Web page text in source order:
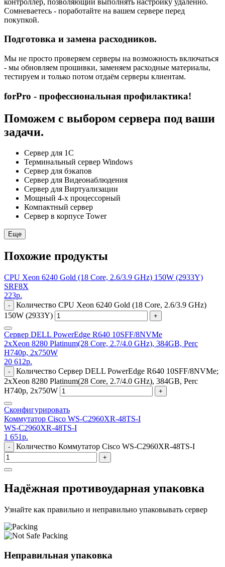
Сомневаетесь - поработайте на вашем сервере перед
покупкой.
Подготовка и замена расходников.
Мы не просто проверяем серверы на возможность включаться
- мы обновляем прошивки, заменяем расходные материалы,
тестируем и только потом отдаём серверы клиентам.
forPro - профессиональная профилактика!
Поможем с выбором сервера под ваши
задачи.
Сервер для 1С
Терминальный сервер Windows
Сервер для бэкапов
Сервер для Видеонаблюдения
Сервер для Виртуализации
Мощный 4-х процессорный
Компактный сервер
Сервер в корпусе Tower
Еще
Похожие продукты
CPU Xeon 6240 Gold (18 Core, 2.6/3.9 GHz) 150W (2933Y)
SRF8X
223р.
-
Количество CPU Xeon 6240 Gold (18 Core, 2.6/3.9 GHz)
150W (2933Y)
+
Сервер DELL PowerEdge R640 10SFF/8NVMe
2xXeon 8280 Platinum(28 Core, 2.7/4.0 GHz), 384GB, Perc
H740p, 2x750W
20 612р.
-
Количество Сервер DELL PowerEdge R640 10SFF/8NVMe;
2xXeon 8280 Platinum(28 Core, 2.7/4.0 GHz), 384GB, Perc
H740p, 2x750W
+
Сконфигурировать
Коммутатор Cisco WS-C2960XR-48TS-I
WS-C2960XR-48TS-I
1 651р.
- Количество Коммутатор Cisco WS-C2960XR-48TS-I
+
Надёжная противоударная упаковка
Узнайте как правильно и неправильно упаковывать сервер
Неправильная упаковка